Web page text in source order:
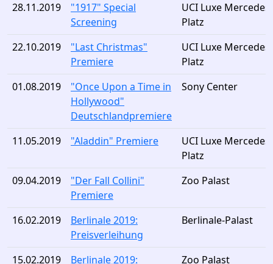
28.11.2019
"1917" Special
Screening
UCI Luxe Mercedes-
Platz
22.10.2019
"Last Christmas"
Premiere
UCI Luxe Mercedes-
Platz
01.08.2019
"Once Upon a Time in
Hollywood"
Deutschlandpremiere
Sony Center
11.05.2019 "Aladdin" Premiere
UCI Luxe Mercedes-
Platz
09.04.2019
"Der Fall Collini"
Premiere
Zoo Palast
16.02.2019
Berlinale 2019:
Preisverleihung
Berlinale-Palast
15.02.2019
Berlinale 2019:
Zoo Palast